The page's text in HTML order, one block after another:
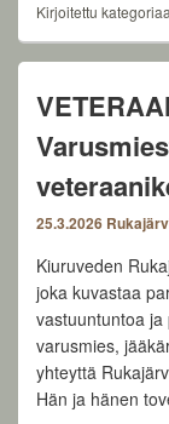
Kirjoitettu
25.3.2026
Kiuruveden
joka kuvastaa
vastuuntuntoa
varusmies,
yhteyttä
Hän ja hänen